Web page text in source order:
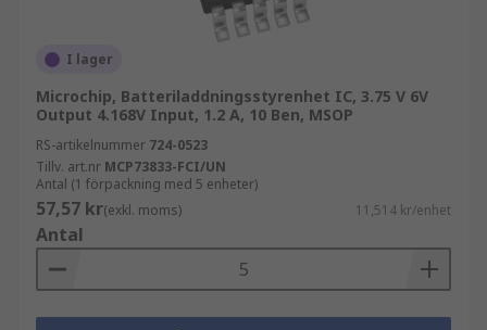
I lager
Microchip, Batteriladdningsstyrenhet IC, 3.75 V 6V
Output 4.168V Input, 1.2 A, 10 Ben, MSOP
RS-artikelnummer 724-0523
Tillv. art.nr MCP73833-FCI/UN
Antal (1 förpackning med 5 enheter)
57,57 kr(exkl. moms) 11,514 kr/enhet
Antal